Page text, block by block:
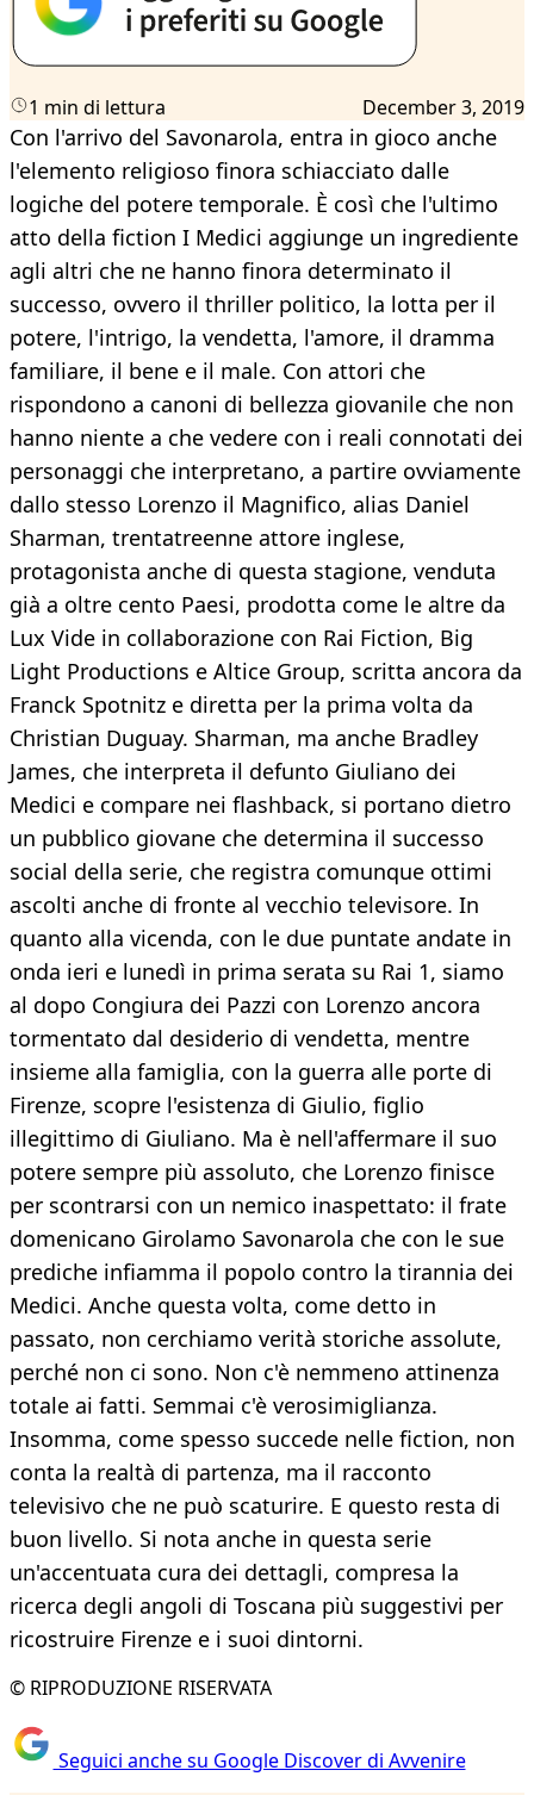
1 min di lettura December 3, 2019
Con l'arrivo del Savonarola, entra in gioco anche
l'elemento religioso finora schiacciato dalle
logiche del potere temporale. È così che l'ultimo
atto della fiction I Medici aggiunge un ingrediente
agli altri che ne hanno finora determinato il
successo, ovvero il thriller politico, la lotta per il
potere, l'intrigo, la vendetta, l'amore, il dramma
familiare, il bene e il male. Con attori che
rispondono a canoni di bellezza giovanile che non
hanno niente a che vedere con i reali connotati dei
personaggi che interpretano, a partire ovviamente
dallo stesso Lorenzo il Magnifico, alias Daniel
Sharman, trentatreenne attore inglese,
protagonista anche di questa stagione, venduta
già a oltre cento Paesi, prodotta come le altre da
Lux Vide in collaborazione con Rai Fiction, Big
Light Productions e Altice Group, scritta ancora da
Franck Spotnitz e diretta per la prima volta da
Christian Duguay. Sharman, ma anche Bradley
James, che interpreta il defunto Giuliano dei
Medici e compare nei flashback, si portano dietro
un pubblico giovane che determina il successo
social della serie, che registra comunque ottimi
ascolti anche di fronte al vecchio televisore. In
quanto alla vicenda, con le due puntate andate in
onda ieri e lunedì in prima serata su Rai 1, siamo
al dopo Congiura dei Pazzi con Lorenzo ancora
tormentato dal desiderio di vendetta, mentre
insieme alla famiglia, con la guerra alle porte di
Firenze, scopre l'esistenza di Giulio, figlio
illegittimo di Giuliano. Ma è nell'affermare il suo
potere sempre più assoluto, che Lorenzo finisce
per scontrarsi con un nemico inaspettato: il frate
domenicano Girolamo Savonarola che con le sue
prediche infiamma il popolo contro la tirannia dei
Medici. Anche questa volta, come detto in
passato, non cerchiamo verità storiche assolute,
perché non ci sono. Non c'è nemmeno attinenza
totale ai fatti. Semmai c'è verosimiglianza.
Insomma, come spesso succede nelle fiction, non
conta la realtà di partenza, ma il racconto
televisivo che ne può scaturire. E questo resta di
buon livello. Si nota anche in questa serie
un'accentuata cura dei dettagli, compresa la
ricerca degli angoli di Toscana più suggestivi per
ricostruire Firenze e i suoi dintorni.
© RIPRODUZIONE RISERVATA
Seguici anche su Google Discover di Avvenire